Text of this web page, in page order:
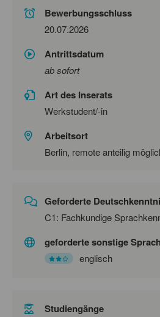
Bewerbungsschluss
20.07.2026
Antrittsdatum
ab sofort
Art des Inserats
Werkstudent/-in
Arbeitsort
Berlin, remote anteilig
Geforderte
C1: Fachkundige
geforderte sonstige
englisch
Studiengänge